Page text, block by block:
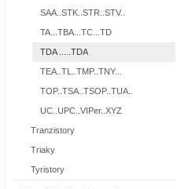
SAA..STK..STR..STV..
TA...TBA...TC...TD
TDA .....TDA
TEA..TL..TMP..TNY...
TOP..TSA..TSOP..TUA..
UC..UPC..VIPer..XYZ
Tranzistory
Triaky
Tyristory